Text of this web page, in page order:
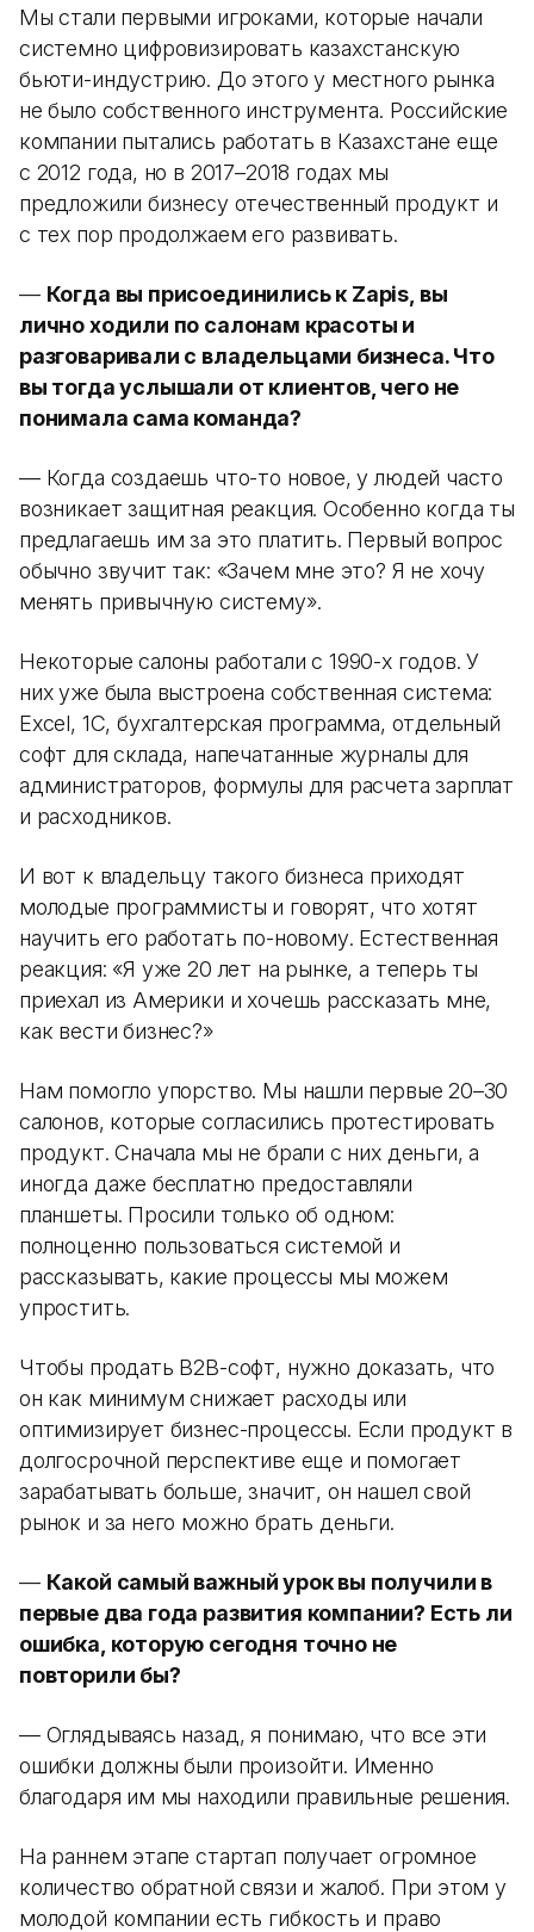
Мы стали первыми игроками, которые начали
системно цифровизировать казахстанскую
бьюти-индустрию. До этого у местного рынка
не было собственного инструмента. Российские
компании пытались работать в Казахстане еще
с 2012 года, но в 2017–2018 годах мы
предложили бизнесу отечественный продукт и
с тех пор продолжаем его развивать.
— Когда вы присоединились к Zapis, вы
лично ходили по салонам красоты и
разговаривали с владельцами бизнеса. Что
вы тогда услышали от клиентов, чего не
понимала сама команда?
— Когда создаешь что-то новое, у людей часто
возникает защитная реакция. Особенно когда ты
предлагаешь им за это платить. Первый вопрос
обычно звучит так: «Зачем мне это? Я не хочу
менять привычную систему».
Некоторые салоны работали с 1990-х годов. У
них уже была выстроена собственная система:
Excel, 1С, бухгалтерская программа, отдельный
софт для склада, напечатанные журналы для
администраторов, формулы для расчета зарплат
и расходников.
И вот к владельцу такого бизнеса приходят
молодые программисты и говорят, что хотят
научить его работать по-новому. Естественная
реакция: «Я уже 20 лет на рынке, а теперь ты
приехал из Америки и хочешь рассказать мне,
как вести бизнес?»
Нам помогло упорство. Мы нашли первые 20–30
салонов, которые согласились протестировать
продукт. Сначала мы не брали с них деньги, а
иногда даже бесплатно предоставляли
планшеты. Просили только об одном:
полноценно пользоваться системой и
рассказывать, какие процессы мы можем
упростить.
Чтобы продать B2B-софт, нужно доказать, что
он как минимум снижает расходы или
оптимизирует бизнес-процессы. Если продукт в
долгосрочной перспективе еще и помогает
зарабатывать больше, значит, он нашел свой
рынок и за него можно брать деньги.
— Какой самый важный урок вы получили в
первые два года развития компании? Есть ли
ошибка, которую сегодня точно не
повторили бы?
— Оглядываясь назад, я понимаю, что все эти
ошибки должны были произойти. Именно
благодаря им мы находили правильные решения.
На раннем этапе стартап получает огромное
количество обратной связи и жалоб. При этом у
молодой компании есть гибкость и право